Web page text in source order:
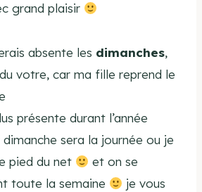
grand plaisir
absente les dimanches,
votre, car ma fille reprend le
présente durant l’année
sera la journée ou je
pied du net
et on se
toute la semaine
je vous